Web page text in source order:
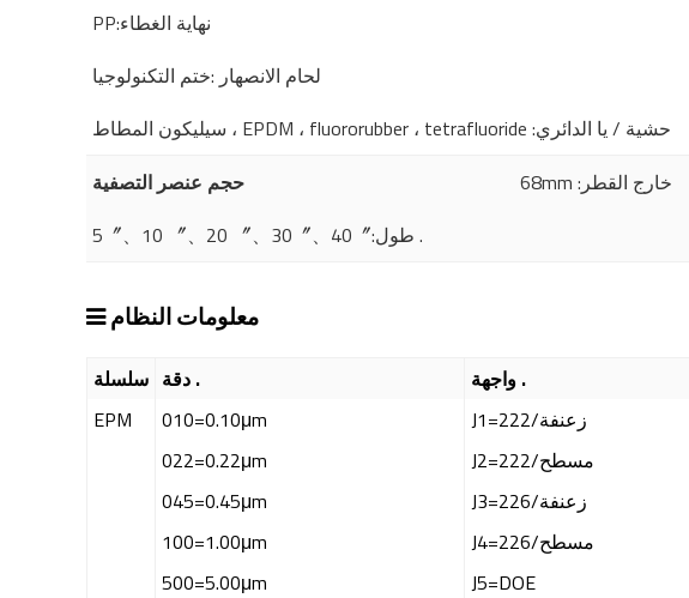
PP:نهاية الغطاء
لحام الانصهار :ختم التكنولوجيا
سيليكون المطاط ، EPDM ، fluororubber ، tetrafluoride :حشية / يا الدائري
حجم عنصر التصفية
68mm :خارج القطر
5〞、10 〞、20 〞、30〞、40〞:طول .
معلومات النظام
سلسلة
EPM
دقة .
010=0.10μm
022=0.22μm
045=0.45μm
100=1.00μm
500=5.00μm
واجهة .
J1=222/زعنفة
J2=222/مسطح
J3=226/زعنفة
J4=226/مسطح
J5=DOE